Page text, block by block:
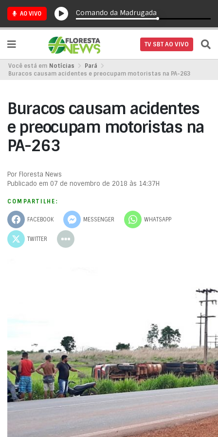
AO VIVO Comando da Madrugada
TV SBT AO VIVO
Você está em Notícias
Pará
Buracos causam acidentes e preocupam motoristas na PA-263
Buracos causam acidentes
e preocupam motoristas na
PA-263
Por Floresta News
Publicado em 07 de novembro de 2018 às 14:37H
COMPARTILHE:
FACEBOOK MESSENGER WHATSAPP
TWITTER